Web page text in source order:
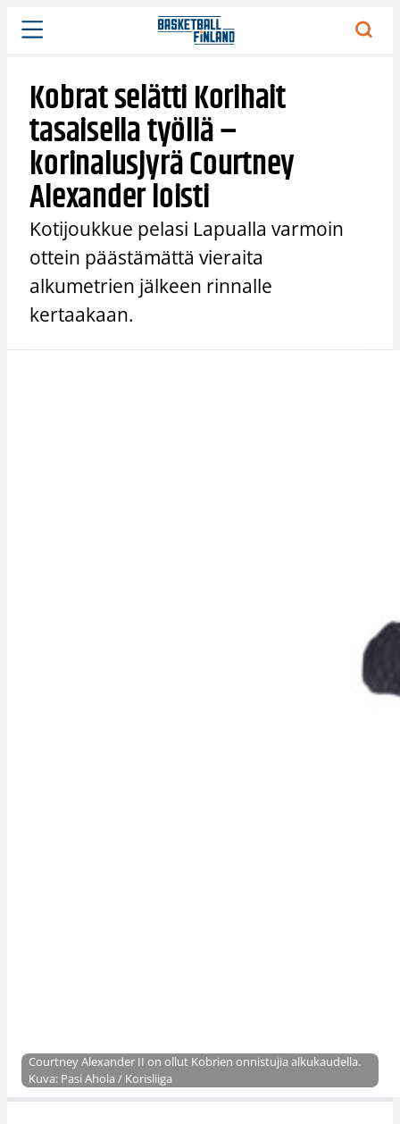
Siirry
sisältöön
Kobrat selätti Korihait
tasaisella työllä –
korinalusjyrä Courtney
Alexander loisti
Kotijoukkue pelasi Lapualla varmoin
ottein päästämättä vieraita
alkumetrien jälkeen rinnalle
kertaakaan.
Courtney Alexander II on ollut Kobrien onnistujia alkukaudella.
Kuva: Pasi Ahola / Korisliiga